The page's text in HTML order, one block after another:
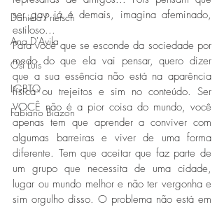
Daniela Prietsch
Ana D'Avila
Osi Luís
LGBTQ
Fabiano Biazon
ser gay já é demais, imagina afeminado,
estiloso...
Para você que se esconde da sociedade por
medo do que ela vai pensar, quero dizer
que a sua essência não está na aparência
física ou trejeitos e sim no conteúdo. Ser
VOCÊ não é a pior coisa do mundo, você
apenas tem que aprender a conviver com
algumas barreiras e viver de uma forma
diferente. Tem que aceitar que faz parte de
um grupo que necessita de uma cidade,
lugar ou mundo melhor e não ter vergonha e
sim orgulho disso. O problema não está em